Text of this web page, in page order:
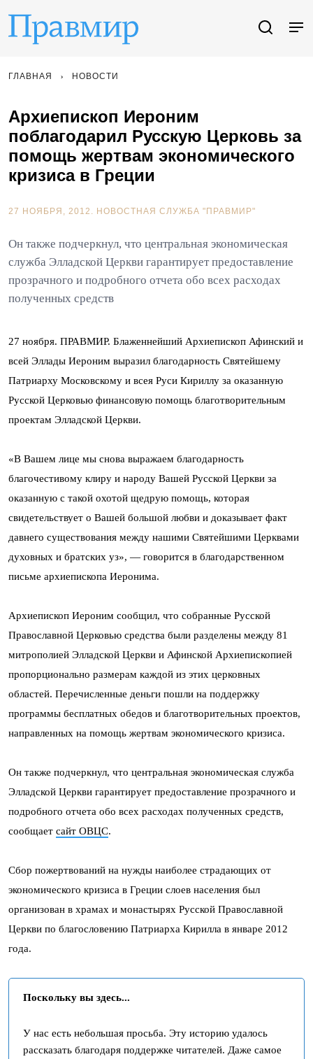
ГЛАВНАЯ НОВОСТИ
Архиепископ Иероним
поблагодарил Русскую Церковь за
помощь жертвам экономического
кризиса в Греции
27 НОЯБРЯ, 2012. НОВОСТНАЯ СЛУЖБА "ПРАВМИР"
Он также подчеркнул, что центральная экономическая
служба Элладской Церкви гарантирует предоставление
прозрачного и подробного отчета обо всех расходах
полученных средств
27 ноября. ПРАВМИР. Блаженнейший Архиепископ Афинский и
всей Эллады Иероним выразил благодарность Святейшему
Патриарху Московскому и всея Руси Кириллу за оказанную
Русской Церковью финансовую помощь благотворительным
проектам Элладской Церкви.
«В Вашем лице мы снова выражаем благодарность
благочестивому клиру и народу Вашей Русской Церкви за
оказанную с такой охотой щедрую помощь, которая
свидетельствует о Вашей большой любви и доказывает факт
давнего существования между нашими Cвятейшими Церквами
духовных и братских уз», — говорится в благодарственном
письме архиепископа Иеронима.
Архиепископ Иероним сообщил, что собранные Русской
Православной Церковью средства были разделены между 81
митрополией Элладской Церкви и Афинской Архиепископией
пропорционально размерам каждой из этих церковных
областей. Перечисленные деньги пошли на поддержку
программы бесплатных обедов и благотворительных проектов,
направленных на помощь жертвам экономического кризиса.
Он также подчеркнул, что центральная экономическая служба
Элладской Церкви гарантирует предоставление прозрачного и
подробного отчета обо всех расходах полученных средств,
сообщает сайт ОВЦС.
Сбор пожертвований на нужды наиболее страдающих от
экономического кризиса в Греции слоев населения был
организован в храмах и монастырях Русской Православной
Церкви по благословению Патриарха Кирилла в январе 2012
года.
Поскольку вы здесь...
У нас есть небольшая просьба. Эту историю удалось
рассказать благодаря поддержке читателей. Даже самое